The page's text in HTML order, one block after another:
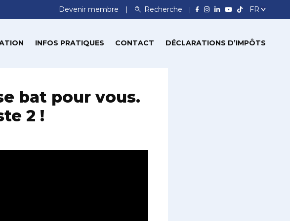
Devenir membre Recherche
INFOS PRATIQUES CONTACT DÉCLARATIONS D’IMPÔTS
bat pour vous.
2 !